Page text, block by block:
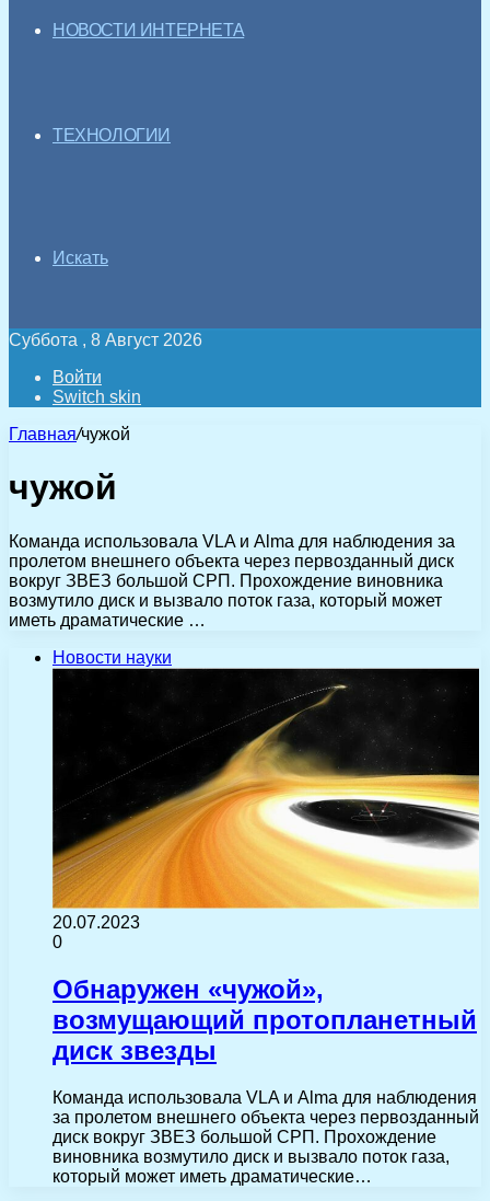
НОВОСТИ ИНТЕРНЕТА
ТЕХНОЛОГИИ
Искать
Суббота , 8 Август 2026
Войти
Switch skin
Главная/чужой
чужой
Команда использовала VLA и Alma для наблюдения за
пролетом внешнего объекта через первозданный диск
вокруг ЗВЕЗ большой СРП. Прохождение виновника
возмутило диск и вызвало поток газа, который может
иметь драматические …
Новости науки
20.07.2023
0
Обнаружен «чужой»,
возмущающий протопланетный
диск звезды
Команда использовала VLA и Alma для наблюдения
за пролетом внешнего объекта через первозданный
диск вокруг ЗВЕЗ большой СРП. Прохождение
виновника возмутило диск и вызвало поток газа,
который может иметь драматические…